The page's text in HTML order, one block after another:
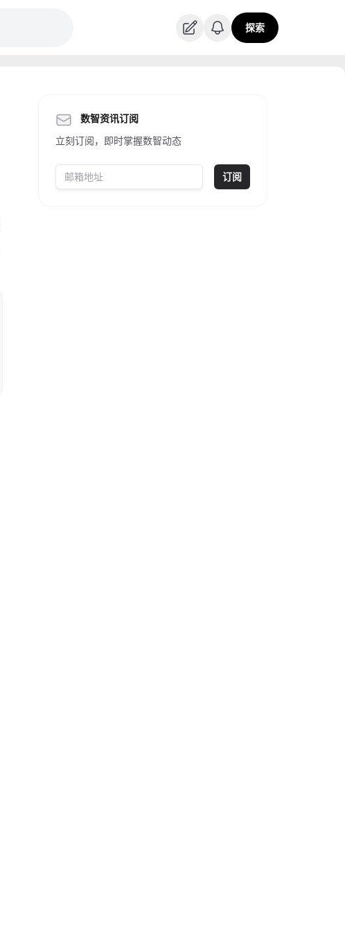
探索
数智资讯订阅
立刻订阅，即时掌握数智动态
订阅